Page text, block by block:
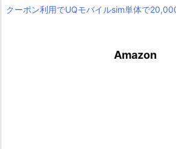
クーポン利用でUQモバイルsim単体で
Amazon